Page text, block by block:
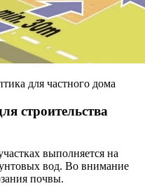
для частного дома
строительства
выполняется на
вод. Во внимание
почвы.